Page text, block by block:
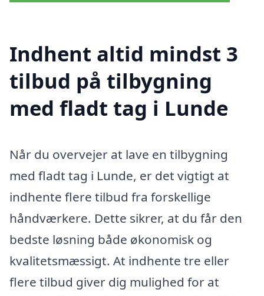
Indhent altid mindst 3
tilbud på tilbygning
med fladt tag i Lunde
Når du overvejer at lave en tilbygning
med fladt tag i Lunde, er det vigtigt at
indhente flere tilbud fra forskellige
håndværkere. Dette sikrer, at du får den
bedste løsning både økonomisk og
kvalitetsmæssigt. At indhente tre eller
flere tilbud giver dig mulighed for at